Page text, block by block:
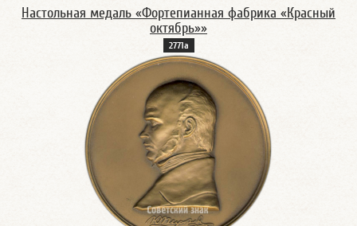
Настольная медаль «Фортепианная фабрика «Красный
октябрь»»
2771а